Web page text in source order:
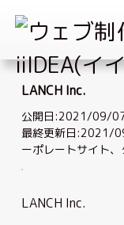
Skip
content
LANCH Inc.
公開日:2021/09/
最終更新日:2021/
ーポレートサイト、
LANCH Inc.